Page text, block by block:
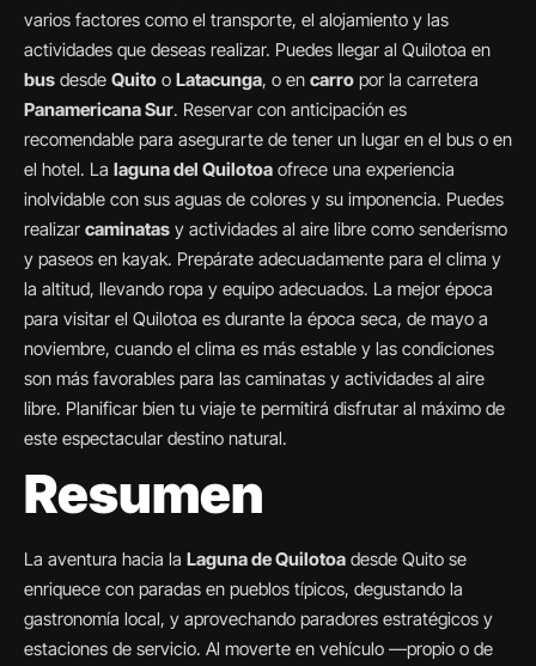
varios factores como el transporte, el alojamiento y las
actividades que deseas realizar. Puedes llegar al Quilotoa en
bus desde Quito o Latacunga, o en carro por la carretera
Panamericana Sur. Reservar con anticipación es
recomendable para asegurarte de tener un lugar en el bus o en
el hotel. La laguna del Quilotoa ofrece una experiencia
inolvidable con sus aguas de colores y su imponencia. Puedes
realizar caminatas y actividades al aire libre como senderismo
y paseos en kayak. Prepárate adecuadamente para el clima y
la altitud, llevando ropa y equipo adecuados. La mejor época
para visitar el Quilotoa es durante la época seca, de mayo a
noviembre, cuando el clima es más estable y las condiciones
son más favorables para las caminatas y actividades al aire
libre. Planificar bien tu viaje te permitirá disfrutar al máximo de
este espectacular destino natural.
Resumen
La aventura hacia la Laguna de Quilotoa desde Quito se
enriquece con paradas en pueblos típicos, degustando la
gastronomía local, y aprovechando paradores estratégicos y
estaciones de servicio. Al moverte en vehículo —propio o de